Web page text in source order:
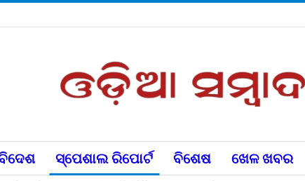
ସ୍ପେଶାଲ ରିପୋର୍ଟ ବିଶେଷ ଖେଳ ଖବର